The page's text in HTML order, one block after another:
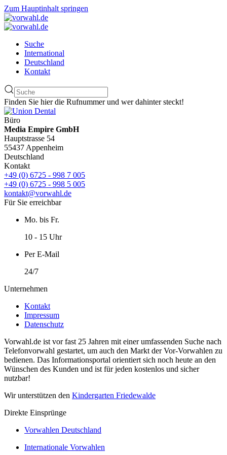
Zum Hauptinhalt springen
Suche
International
Deutschland
Kontakt
Finden Sie hier die Rufnummer und wer dahinter steckt!
Büro
Media Empire GmbH
Hauptstrasse 54
55437 Appenheim
Deutschland
Kontakt
+49 (0) 6725 - 998 7 005
+49 (0) 6725 - 998 5 005
kontakt@vorwahl.de
Für Sie erreichbar
Mo. bis Fr.
10 - 15 Uhr
Per E-Mail
24/7
Unternehmen
Kontakt
Impressum
Datenschutz
Vorwahl.de ist vor fast 25 Jahren mit einer umfassenden Suche nach
Telefonvorwahl gestartet, um auch den Markt der Vor-Vorwahlen zu
bedienen. Das Informationsportal orientiert sich noch heute an den
Wünschen des Kunden und ist für jeden kostenlos und sicher
nutzbar!
Wir unterstützen den Kindergarten Friedewalde
Direkte Einsprünge
Vorwahlen Deutschland
Internationale Vorwahlen